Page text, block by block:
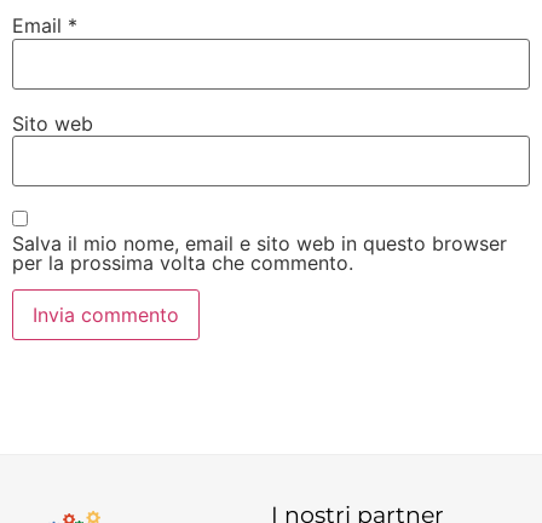
Email *
Sito web
Salva il mio nome, email e sito web in questo browser
per la prossima volta che commento.
I nostri partner